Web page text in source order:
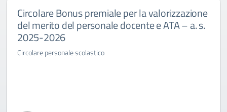
Circolare Bonus premiale per la valorizzazione
del merito del personale docente e ATA – a. s.
2025-2026
Circolare personale scolastico